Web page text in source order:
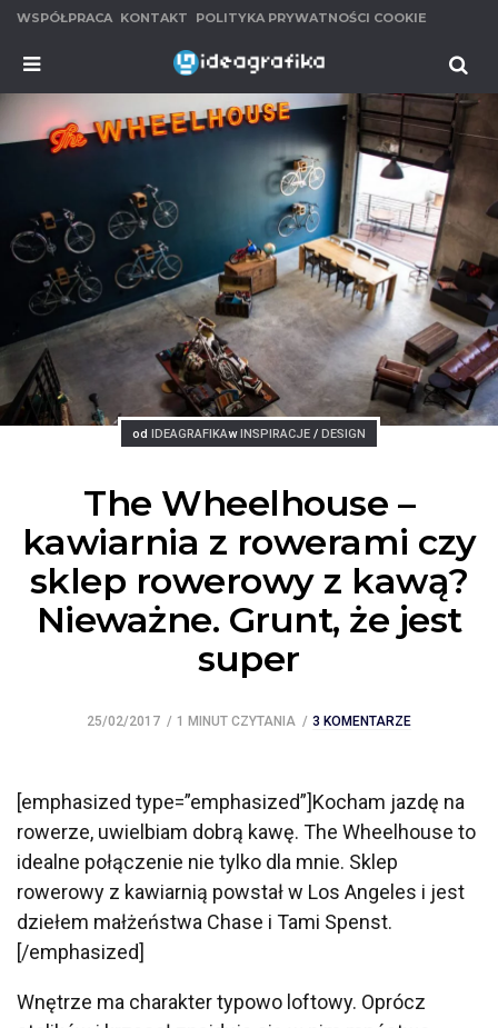
WSPÓŁPRACA KONTAKT POLITYKA PRYWATNOŚCI COOKIE
Posted
od IDEAGRAFIKAPosted
wINSPIRACJE / DESIGN
The Wheelhouse –
kawiarnia z rowerami czy
sklep rowerowy z kawą?
Nieważne. Grunt, że jest
super
25/02/2017 1 MINUT CZYTANIA 3 KOMENTARZE
[emphasized type=”emphasized”]Kocham jazdę na
rowerze, uwielbiam dobrą kawę. The Wheelhouse to
idealne połączenie nie tylko dla mnie. Sklep
rowerowy z kawiarnią powstał w Los Angeles i jest
dziełem małżeństwa Chase i Tami Spenst.
[/emphasized]
Wnętrze ma charakter typowo loftowy. Oprócz